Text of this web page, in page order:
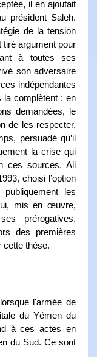
il en ajoutait
président Saleh.
de la tension
tiré argument pour
à toutes ses
son adversaire
indépendantes
la complètent : en
demandées, le
de les respecter,
persuadé qu’il
la crise qui
ces sources, Ali
choisi l’option
les
mis en œuvre,
prérogatives.
des premières
cette thèse.
l'armée de
du Yémen du
à ces actes en
du Sud. Ce sont